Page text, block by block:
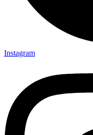
Instagram